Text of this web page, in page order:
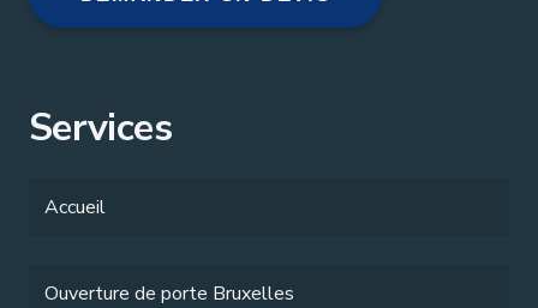
Services
Accueil
Ouverture de porte Bruxelles